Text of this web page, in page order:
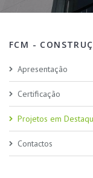
FCM -
Apresentação
Certificação
Projetos em
Contactos